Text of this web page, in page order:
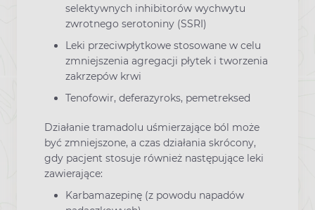
selektywnych inhibitorów wychwytu
zwrotnego serotoniny (SSRI)
Leki przeciwpłytkowe stosowane w celu
zmniejszenia agregacji płytek i tworzenia
zakrzepów krwi
Tenofowir, deferazyroks, pemetreksed
Działanie tramadolu uśmierzające ból może
być zmniejszone, a czas działania skrócony,
gdy pacjent stosuje również następujące leki
zawierające:
Karbamazepinę (z powodu napadów